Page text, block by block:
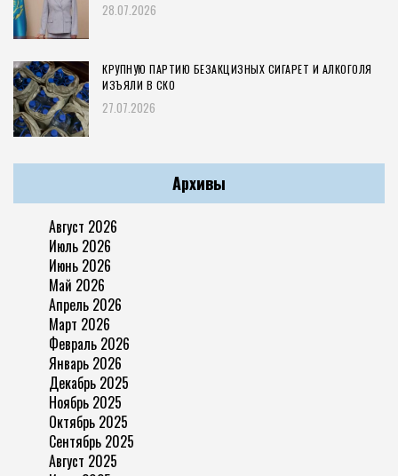
28.07.2026
КРУПНУЮ ПАРТИЮ БЕЗАКЦИЗНЫХ СИГАРЕТ И АЛКОГОЛЯ
ИЗЪЯЛИ В СКО
27.07.2026
Архивы
Август 2026
Июль 2026
Июнь 2026
Май 2026
Апрель 2026
Март 2026
Февраль 2026
Январь 2026
Декабрь 2025
Ноябрь 2025
Октябрь 2025
Сентябрь 2025
Август 2025